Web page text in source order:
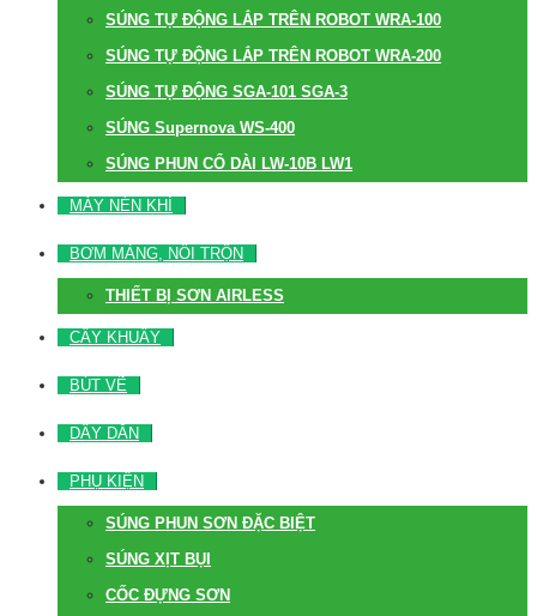
SÚNG TỰ ĐỘNG LẮP TRÊN ROBOT WRA-100
SÚNG TỰ ĐỘNG LẮP TRÊN ROBOT WRA-200
SÚNG TỰ ĐỘNG SGA-101 SGA-3
SÚNG Supernova WS-400
SÚNG PHUN CỔ DÀI LW-10B LW1
MÁY NÉN KHÍ
BƠM MÀNG, NỒI TRỘN
THIẾT BỊ SƠN AIRLESS
CÂY KHUẤY
BÚT VẼ
DÂY DẪN
PHỤ KIỆN
SÚNG PHUN SƠN ĐẶC BIỆT
SÚNG XỊT BỤI
CỐC ĐỰNG SƠN